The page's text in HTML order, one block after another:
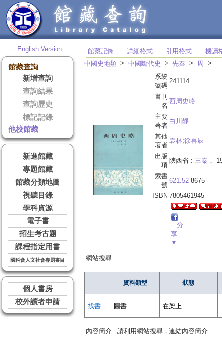
English Version
館藏查詢
新增查詢
查詢結果
查詢歷史
標記記錄
他校館藏
新進館藏
專題館藏
館藏分類地圖
視聽目錄
學科資源
電子書
招生考古題
課程指定用書
國科會人文社會專題書目
個人書房
校外讀者申請
館藏記錄 ‧ 詳細格式 ‧ 引用格式 ‧
機讀
中國史地類 > 中國斷代史 > 先秦 > 周
>
系統
號碼
241114
書刊
名
西周史略
主要
著者
白川靜
其他
著者
袁林;徐喜辰
出版
項
陝西省 : 三秦 ，
索書
號
621.52 8675
ISBN 7805461945
分
享
▼
網站搜尋
資料類型 狀態
找書 圖書 在架上
內容簡介 請利用網站搜尋，連結內容簡介